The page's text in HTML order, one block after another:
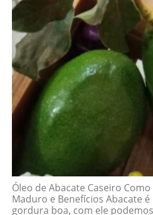
Óleo de Abacate Caseiro
Maduro e Benefícios Abacate
gordura boa, com ele